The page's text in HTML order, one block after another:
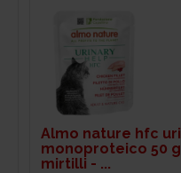
Almo nature hfc
monoproteico 50
mirtilli - ...